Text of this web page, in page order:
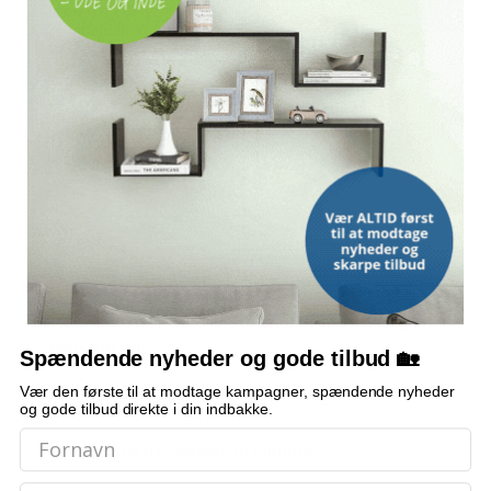
INSTALLATION
Overmontering, fuldt vendbar
PLET- OG RIDSEFAST
Medfølger
OFTE STILLEDE SPØRGSMÅL
Kan vasken vendes, så afdrypningspladen sidder i
modsatte side?
Hvilken type montering har vasken?
Hvilke mål har vasken og kumme?
Spændende nyheder og gode tilbud 🏡
Vær den første til at modtage kampagner, spændende nyheder
og gode tilbud direkte i din indbakke.